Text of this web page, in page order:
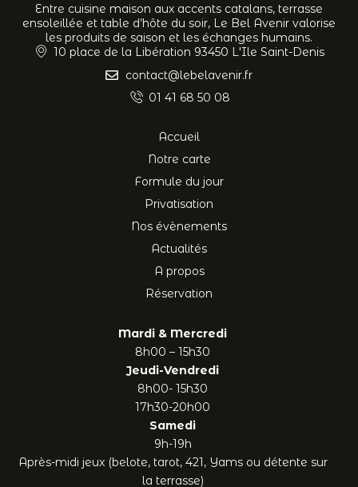
Entre cuisine maison aux accents catalans, terrasse
ensoleillée et table d’hôte du soir, Le Bel Avenir valorise
les produits de saison et les échanges humains.
10 place de la Libération 93450 L'Ile Saint-Denis
contact@lebelavenir.fr
01 41 68 50 08
Accueil
Notre carte
Formule du jour
Privatisation
Nos évènements
Actualités
A propos
Réservation
Mardi & Mercredi
8h00 – 15h30
Jeudi-Vendredi
8h00- 15h30
17h30-20h00
Samedi
9h-19h
Après-midi jeux (belote, tarot, 421, Yams ou détente sur
la terrasse)